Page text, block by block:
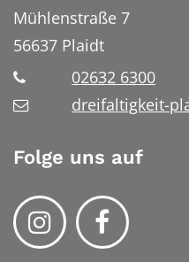
Mühlenstraße 7
56637 Plaidt
02632 6300
dreifaltigkeit-
Folge uns auf